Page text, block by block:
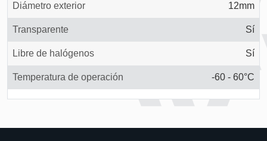
Diámetro exterior 12mm
Transparente Sí
Libre de halógenos Sí
Temperatura de operación -60 - 60°C